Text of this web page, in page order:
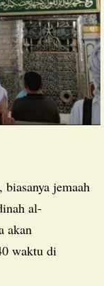
al-
akan
waktu di